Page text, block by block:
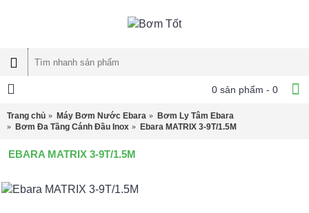
0 sản phẩm - 0
Trang chủ Máy Bơm Nước Ebara
Bơm Ly Tâm Ebara
Bơm Đa Tầng Cánh Đầu Inox
Ebara MATRIX 3-9T/1.5M
EBARA MATRIX 3-9T/1.5M